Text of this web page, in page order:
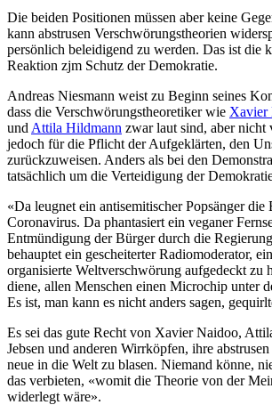
Die beiden Positionen müssen aber keine
kann abstrusen Verschwörungstheorien
persönlich beleidigend zu werden. Das ist die
Reaktion zjm Schutz der Demokratie.
Andreas Niesmann weist zu Beginn seines
dass die Verschwörungstheoretiker wie Xavier
und Attila Hildmann zwar laut sind, aber nicht
jedoch für die Pflicht der Aufgeklärten, den
zurückzuweisen. Anders als bei den
tatsächlich um die Verteidigung der
«Da leugnet ein antisemitischer Popsänger die
Coronavirus. Da phantasiert ein veganer
Entmündigung der Bürger durch die
behauptet ein gescheiterter Radiomoderator,
organisierte Weltverschwörung aufgedeckt zu
diene, allen Menschen einen Microchip unter
Es ist, man kann es nicht anders sagen,
Es sei das gute Recht von Xavier Naidoo,
Jebsen und anderen Wirrköpfen, ihre
neue in die Welt zu blasen. Niemand könne,
das verbieten, «womit die Theorie von der
widerlegt wäre».